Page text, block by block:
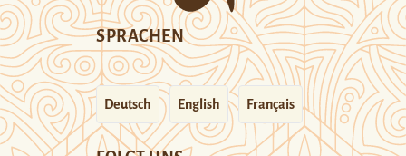
SPRACHEN
Deutsch English Français